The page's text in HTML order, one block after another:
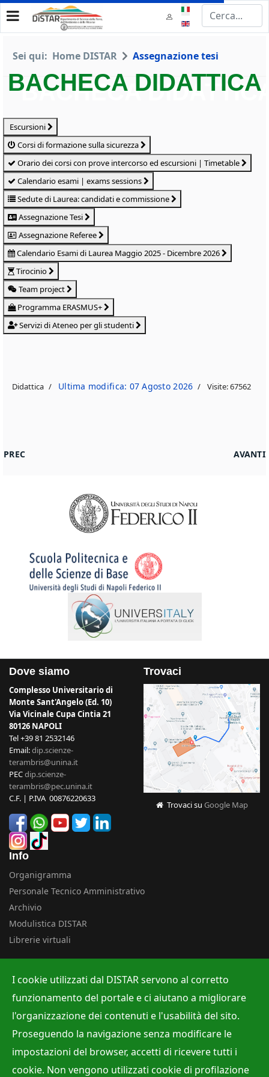
Seleziona la tua lingua
Sei qui: Home DISTAR Assegnazione tesi
BACHECA DIDATTICA
Escursioni
Corsi di formazione sulla sicurezza
Orario dei corsi con prove intercorso ed escursioni | Timetable
Calendario esami | exams sessions
Sedute di Laurea: candidati e commissione
Assegnazione Tesi
Assegnazione Referee
Calendario Esami di Laurea Maggio 2025 - Dicembre 2026
Tirocinio
Team project
Programma ERASMUS+
Servizi di Ateneo per gli studenti
Didattica Ultima modifica: 07 Agosto 2026 Visite: 67562
ARTICOLO PRECEDENTE: RISULTATI DELLA RILEVAZIONE
PREC AVANTI
Dove siamo
Complesso Universitario di
Monte Sant'Angelo (Ed. 10)
Via Vicinale Cupa Cintia 21
80126 NAPOLI
Tel +39 81 2532146
Email:dip.scienze-
terambris@unina.it
PECdip.scienze-
terambris@pec.unina.it
C.F. | P.IVA 00876220633
Trovaci
Trovaci su Google Map
Info
Organigramma
Personale Tecnico Amministrativo
Archivio
Modulistica DISTAR
Librerie virtuali
Ufficio Contabilità e Bilancio
Ufficio per la Ricerca
Ufficio per la Didattica
I cookie utilizzati dal DISTAR servono al corretto
funzionamento del portale e ci aiutano a migliorare
l'organizzazione dei contenuti e l'usabilità del sito.
Proseguendo la navigazione senza modificare le
impostazioni del browser, accetti di ricevere tutti i
cookie. Non vengono utilizzati cookie di profilazione